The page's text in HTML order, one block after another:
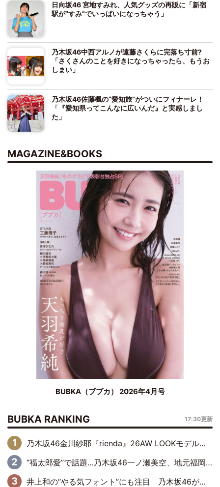
日向坂46 宮地すみれ、人気グッズの再販に「新宿
駅が“すみ”でいっぱいになっちゃう」
乃木坂46中西アルノが遠藤さくらに完落ち寸前?
「さくさんのことを好きになっちゃったら、もうお
しまい」
乃木坂46佐藤楓の“愛知旅”がついにフィナーレ！
「『愛知県ってこんなに広いんだ』と実感しまし
た」
MAGAZINE&BOOKS
BUBKA（ブブカ） 2026年4月号
BUBKA RANKING 17:30更新
乃木坂46金川紗耶『rienda』26AW LOOKモデルに就任
“福太郎愛”で話題…乃木坂46一ノ瀬美空、地元福岡『めんべい25周年トップサポーター』に就任
井上和の“やる気フォント”にも注目 乃木坂46が挑んだ書道パフォーマンスの舞台裏